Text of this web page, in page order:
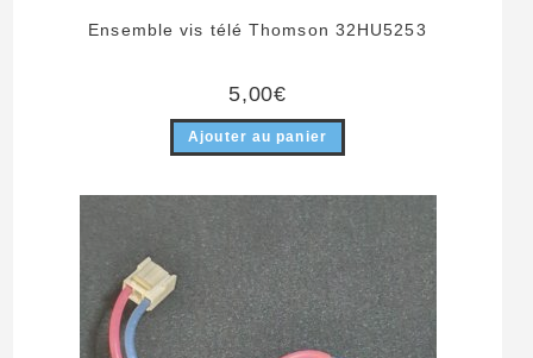
Ensemble vis télé Thomson 32HU5253
5,00€
Ajouter au panier